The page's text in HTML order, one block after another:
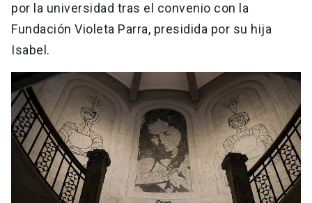
por la universidad tras el convenio con la
Fundación Violeta Parra, presidida por su hija
Isabel.